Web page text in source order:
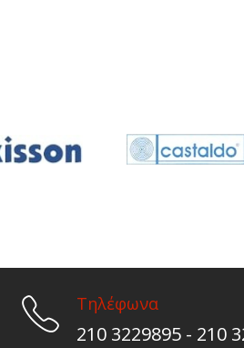
Τηλέφωνα
210 3229895 - 210